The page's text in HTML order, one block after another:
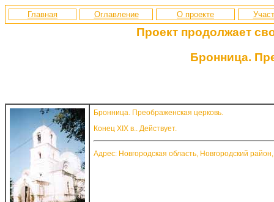
Главная Оглавление О проекте
Проект продолжает
Бронница.
Бронница. Преображенская церковь.
Конец XIX в.. Действует.
Адрес: Новгородская область, Новгородский